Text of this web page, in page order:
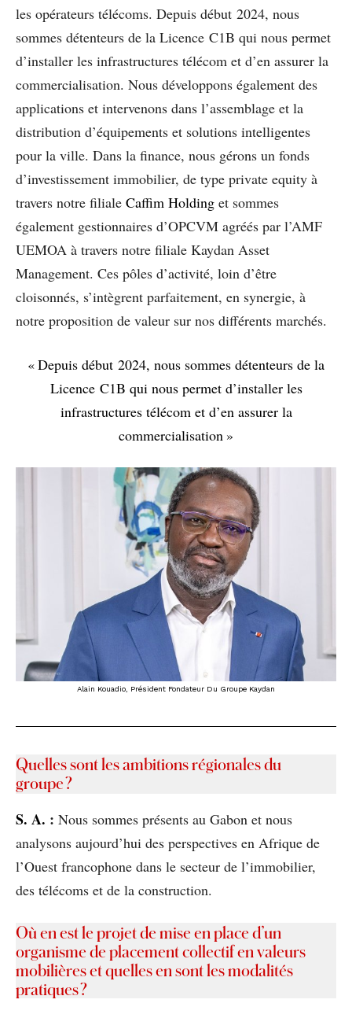
les opérateurs télécoms. Depuis début 2024, nous
sommes détenteurs de la Licence C1B qui nous permet
d’installer les infrastructures télécom et d’en assurer la
commercialisation. Nous développons également des
applications et intervenons dans l’assemblage et la
distribution d’équipements et solutions intelligentes
pour la ville. Dans la finance, nous gérons un fonds
d’investissement immobilier, de type private equity à
travers notre filiale Caffim Holding et sommes
également gestionnaires d’OPCVM agréés par l’AMF
UEMOA à travers notre filiale Kaydan Asset
Management. Ces pôles d’activité, loin d’être
cloisonnés, s’intègrent parfaitement, en synergie, à
notre proposition de valeur sur nos différents marchés.
« Depuis début 2024, nous sommes détenteurs de la
Licence C1B qui nous permet d’installer les
infrastructures télécom et d’en assurer la
commercialisation »
Alain Kouadio, Président Fondateur Du Groupe Kaydan
Quelles sont les ambitions régionales du
groupe ?
S. A. : Nous sommes présents au Gabon et nous
analysons aujourd’hui des perspectives en Afrique de
l’Ouest francophone dans le secteur de l’immobilier,
des télécoms et de la construction.
Où en est le projet de mise en place d’un
organisme de placement collectif en valeurs
mobilières et quelles en sont les modalités
pratiques ?